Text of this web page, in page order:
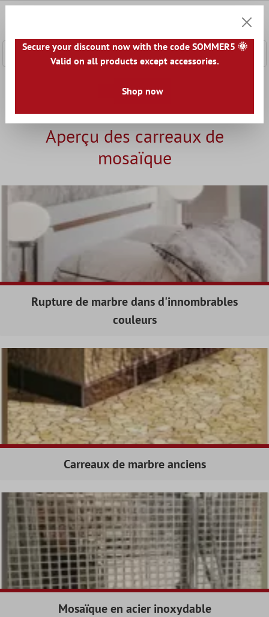
Panier
Guide - lequel est le bon?
Aperçu des carreaux de
mosaïque
Rupture de marbre dans d'innombrables
couleurs
Carreaux de marbre anciens
Mosaïque en acier inoxydable
Secure your discount now with the code SOMMER5 🌞
Valid on all products except accessories.
Shop now